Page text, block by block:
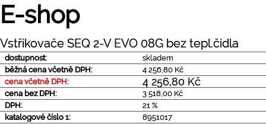
E-shop
Vstřikovače SEQ 2-V EVO 08G bez tepl.čidla
dostupnost:
skladem
běžná cena včetně DPH:
4 256,80 Kč
cena včetně DPH:
4 256,80 Kč
cena bez DPH:
3 518,00 Kč
DPH:
21 %
katalogové číslo 1:
8951017